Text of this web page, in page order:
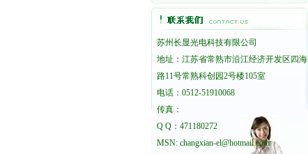
苏州长显光电科技有限公司
地址：江苏省常熟市沿江经济开发区四海
路11号常熟科创园2号楼105室
电话：0512-51910068
传真：
Q Q：471180272
MSN: changxian-el@hotmail.com